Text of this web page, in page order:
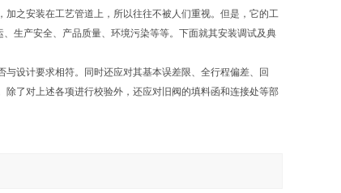
之安装在工艺管道上，所以往往不被人们重视。但是，它的工
生产安全、产品质量、环境污染等等。下面就其安装调试及典
设计要求相符。同时还应对其基本误差限、全行程偏差、回
了对上述各项进行校验外，还应对旧阀的填料函和连接处等部